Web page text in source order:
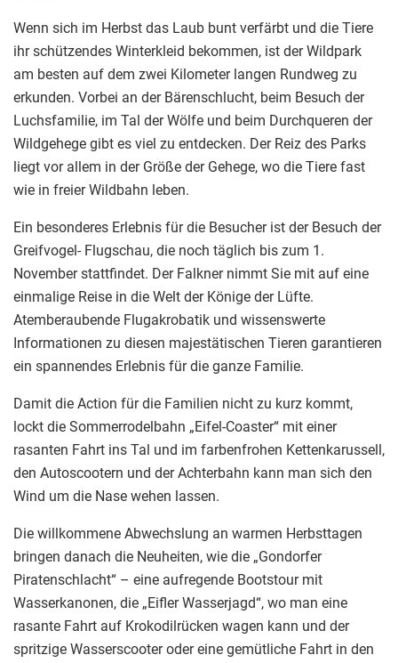
Wenn sich im Herbst das Laub bunt verfärbt und die Tiere
ihr schützendes Winterkleid bekommen, ist der Wildpark
am besten auf dem zwei Kilometer langen Rundweg zu
erkunden. Vorbei an der Bärenschlucht, beim Besuch der
Luchsfamilie, im Tal der Wölfe und beim Durchqueren der
Wildgehege gibt es viel zu entdecken. Der Reiz des Parks
liegt vor allem in der Größe der Gehege, wo die Tiere fast
wie in freier Wildbahn leben.
Ein besonderes Erlebnis für die Besucher ist der Besuch der
Greifvogel- Flugschau, die noch täglich bis zum 1.
November stattfindet. Der Falkner nimmt Sie mit auf eine
einmalige Reise in die Welt der Könige der Lüfte.
Atemberaubende Flugakrobatik und wissenswerte
Informationen zu diesen majestätischen Tieren garantieren
ein spannendes Erlebnis für die ganze Familie.
Damit die Action für die Familien nicht zu kurz kommt,
lockt die Sommerrodelbahn „Eifel-Coaster“ mit einer
rasanten Fahrt ins Tal und im farbenfrohen Kettenkarussell,
den Autoscootern und der Achterbahn kann man sich den
Wind um die Nase wehen lassen.
Die willkommene Abwechslung an warmen Herbsttagen
bringen danach die Neuheiten, wie die „Gondorfer
Piratenschlacht“ – eine aufregende Bootstour mit
Wasserkanonen, die „Eifler Wasserjagd“, wo man eine
rasante Fahrt auf Krokodilrücken wagen kann und der
spritzige Wasserscooter oder eine gemütliche Fahrt in den